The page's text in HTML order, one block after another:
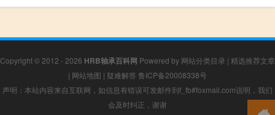
Copyright © 2012 - 2026 HRB轴承百科网 Powered by 网站分类目录 | 精选推荐文章
| 网站地图 | 疑难解答 鲁ICP备20008338号
声明：本站内容来自互联网，如信息有错误可发邮件到f_fb#foxmail.com说明，我们
会及时纠正，谢谢